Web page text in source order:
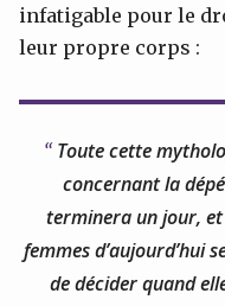
infatigable pour le
leur propre corps :
Toute cette
concernant la
terminera un jour,
femmes d’aujourd’hui
de décider quand